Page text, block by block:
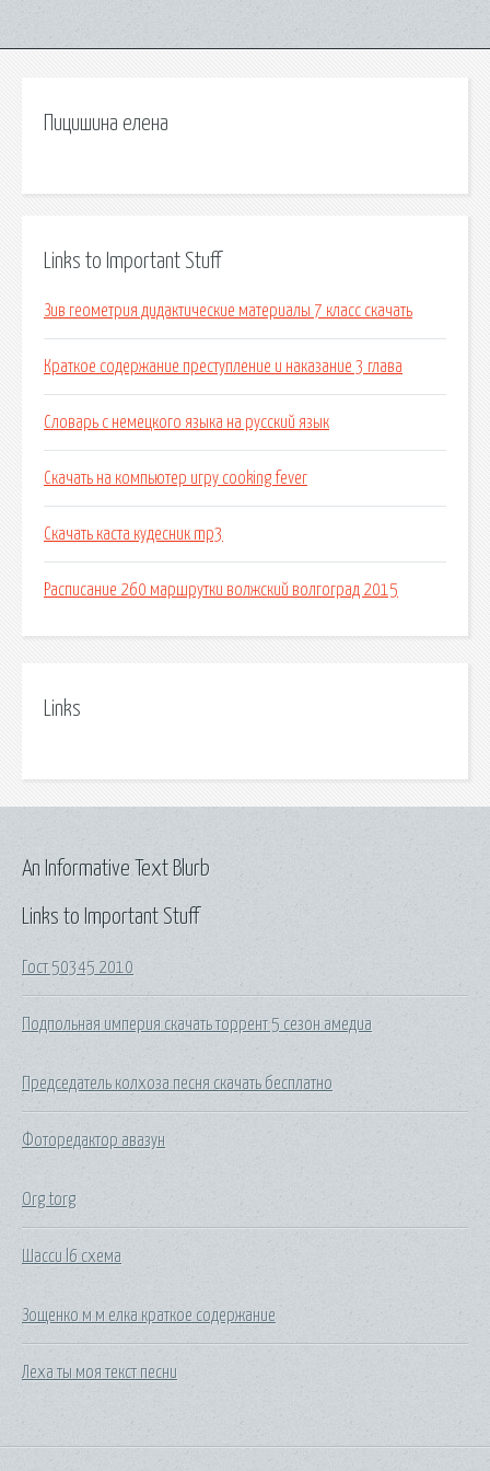
Пицишина елена
Links to Important Stuff
Зив геометрия дидактические материалы 7 класс скачать
Краткое содержание преступление и наказание 3 глава
Словарь с немецкого языка на русский язык
Скачать на компьютер игру cooking fever
Скачать каста кудесник mp3
Расписание 260 маршрутки волжский волгоград 2015
Links
Links to Important Stuff
Гост 50345 2010
Подпольная империя скачать торрент 5 сезон амедиа
Председатель колхоза песня скачать бесплатно
Фоторедактор авазун
Org torg
Шасси l6 схема
Зощенко м м елка краткое содержание
Леха ты моя текст песни
An Informative Text Blurb